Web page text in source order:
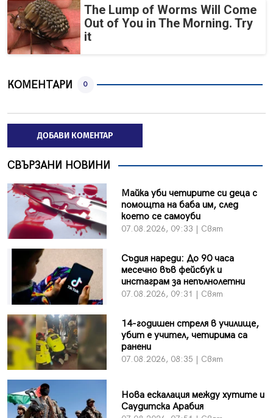
The Lump of Worms Will Come
Out of You in The Morning. Try
it
КОМЕНТАРИ 0
ДОБАВИ КОМЕНТАР
СВЪРЗАНИ НОВИНИ
Майка уби четирите си деца с
помощта на баба им, след
което се самоуби
07.08.2026, 09:33 | Свят
Съдия нареди: До 90 часа
месечно във фейсбук и
инстаграм за непълнолетни
07.08.2026, 09:31 | Свят
14-годишен стреля в училище,
убит е учител, четирима са
ранени
07.08.2026, 08:35 | Свят
Нова ескалация между хутите и
Саудитска Арабия